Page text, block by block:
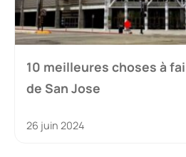
10 meilleures choses à
de San Jose
26 juin 2024